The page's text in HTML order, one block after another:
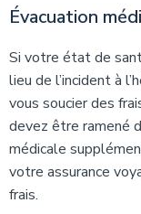
Évacuation
Si votre état de
lieu de l’incident à
vous soucier des
devez être ramené
médicale
votre assurance
frais.